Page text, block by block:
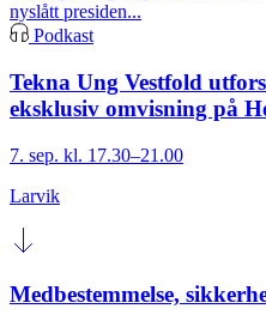
nyslått presiden...
Podkast
Tekna Ung Vestfold
eksklusiv omvisning på
7. sep. kl. 17.30–21.00
Larvik
Medbestemmelse,